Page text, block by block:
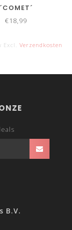
´COMET´
€18,99
Excl. Verzendkosten
B.V.